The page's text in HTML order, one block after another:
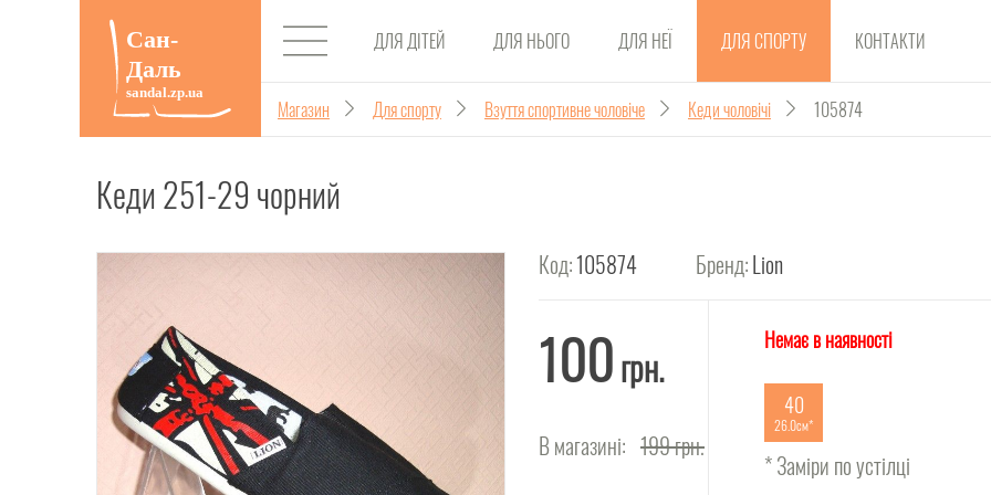
ДЛЯ ДІТЕЙ ДЛЯ НЬОГО ДЛЯ НЕЇ ДЛЯ СПОРТУ КОНТАКТИ
Магазин Для спорту Взуття спортивне чоловіче Кеди чоловічі 105874
Кеди 251-29 чорний
Код:105874 Бренд:Lion
100грн.
В магазині: 199грн.
Немає в наявності
40
26.0см
* Заміри по устілці